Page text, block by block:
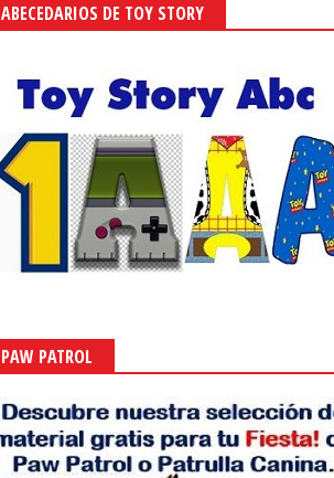
ABECEDARIOS DE TOY STORY
PAW PATROL